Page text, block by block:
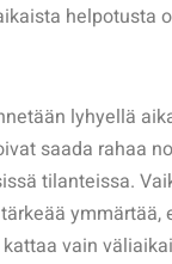
helpotusta
lyhyellä
saada rahaa
tilanteissa.
vain